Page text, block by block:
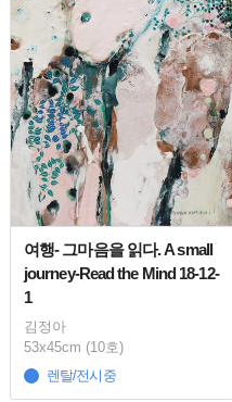
여행- 그마음을 읽다. A small
journey-Read the Mind 18-12-
1
김정아
53x45cm (10호)
렌탈/전시중